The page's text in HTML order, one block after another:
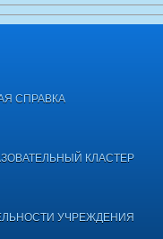
СПРАВКА
КЛАСТЕР
УЧРЕЖДЕНИЯ